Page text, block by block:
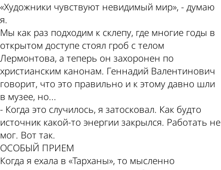
«Художники чувствуют невидимый мир», - думаю
я.
Мы как раз подходим к склепу, где многие годы в
открытом доступе стоял гроб с телом
Лермонтова, а теперь он захоронен по
христианским канонам. Геннадий Валентинович
говорит, что это правильно и к этому давно шли
в музее, но...
- Когда это случилось, я затосковал. Как будто
источник какой-то энергии закрылся. Работать не
мог. Вот так.
ОСОБЫЙ ПРИЕМ
Когда я ехала в «Тарханы», то мысленно